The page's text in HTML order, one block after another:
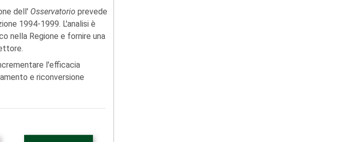
dell' Osservatorio prevede
1994-1999. L'analisi è
nella Regione e fornire una
l'efficacia
e riconversione